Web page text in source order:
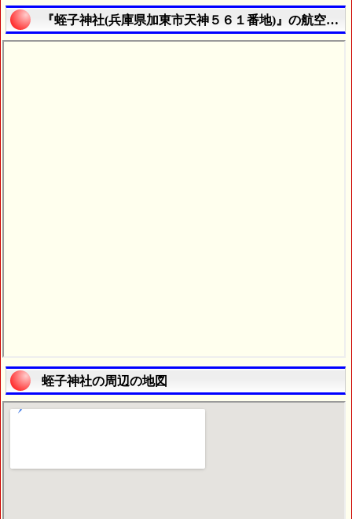
『蛭子神社(兵庫県加東市天神５６１番地)』の航空写真
蛭子神社の周辺の地図